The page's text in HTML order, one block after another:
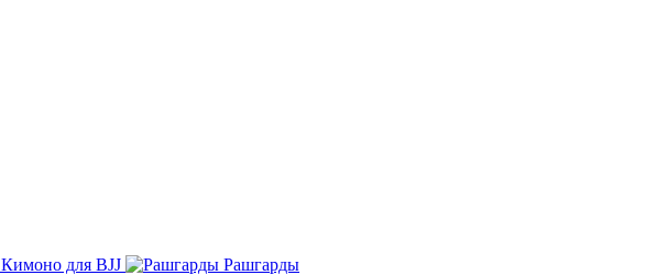
Кимоно для BJJ
Рашгарды